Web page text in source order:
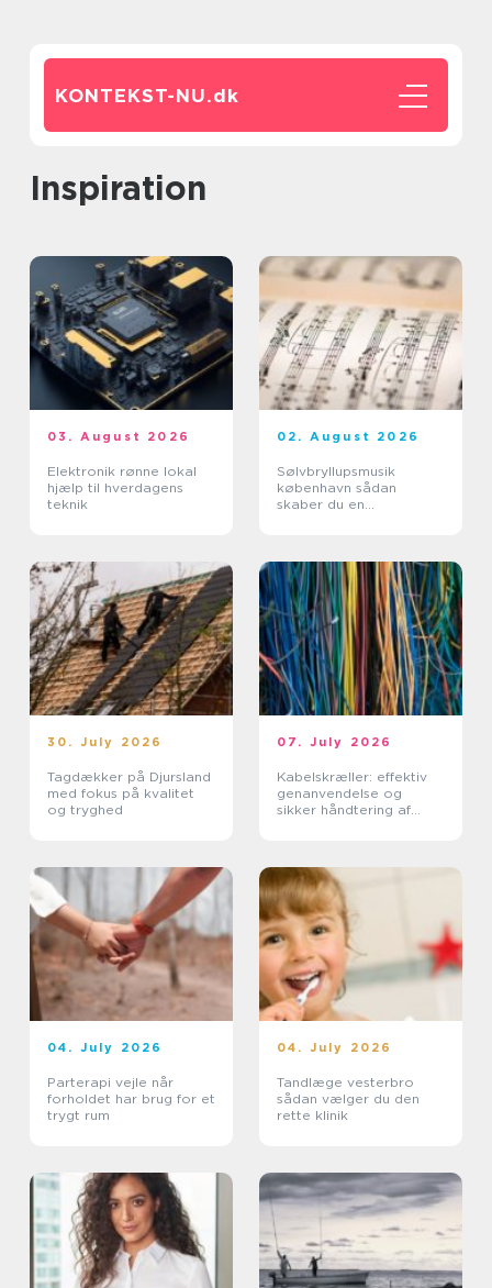
KONTEKST-NU.dk
inspiration
03. August 2026
Elektronik rønne lokal
hjælp til hverdagens
teknik
02. August 2026
Sølvbryllupsmusik
københavn sådan
skaber du en
30. July 2026
Tagdækker på Djursland
med fokus på kvalitet
og tryghed
07. July 2026
Kabelskræller: effektiv
genanvendelse og
sikker håndtering af
04. July 2026
Parterapi vejle når
forholdet har brug for et
trygt rum
04. July 2026
Tandlæge vesterbro
sådan vælger du den
rette klinik